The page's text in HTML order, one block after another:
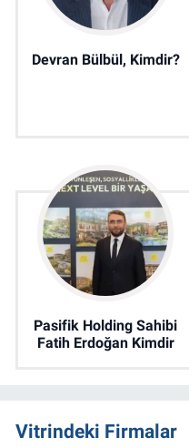
Devran Bülbül, Kimdir?
Pasifik Holding Sahibi
Fatih Erdoğan Kimdir
Vitrindeki Firmalar